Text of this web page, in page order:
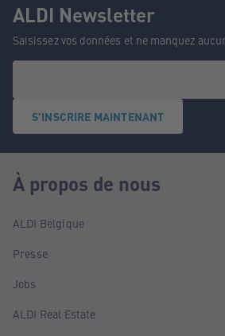
ALDI Newsletter
Saisissez vos données et ne manquez
S'INSCRIRE MAINTENANT
À propos de nous
ALDI Belgique
Presse
Jobs
ALDI Real Estate